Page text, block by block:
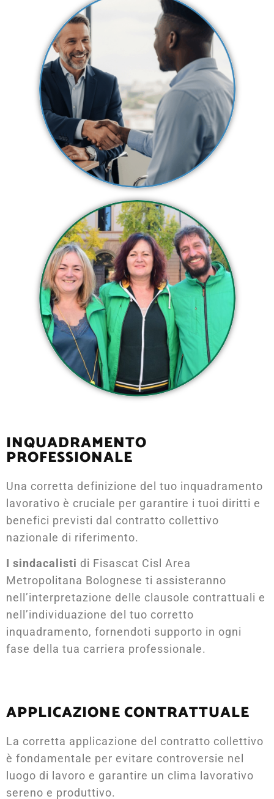
INQUADRAMENTO
PROFESSIONALE
Una corretta definizione del tuo inquadramento
lavorativo è cruciale per garantire i tuoi diritti e
benefici previsti dal contratto collettivo
nazionale di riferimento.
I sindacalisti di Fisascat Cisl Area
Metropolitana Bolognese ti assisteranno
nell’interpretazione delle clausole contrattuali e
nell’individuazione del tuo corretto
inquadramento, fornendoti supporto in ogni
fase della tua carriera professionale.
APPLICAZIONE CONTRATTUALE
La corretta applicazione del contratto collettivo
è fondamentale per evitare controversie nel
luogo di lavoro e garantire un clima lavorativo
sereno e produttivo.